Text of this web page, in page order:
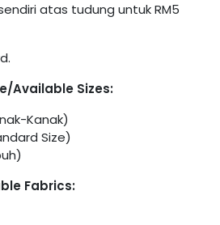
atas tudung untuk RM5
Available Sizes:
Kanak)
Size)
Fabrics: